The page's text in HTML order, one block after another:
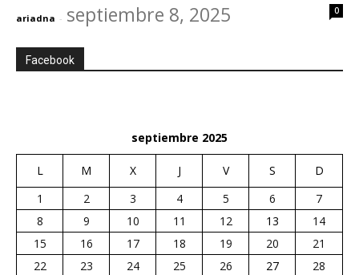
ariadna - septiembre 8, 2025 0
Facebook
septiembre 2025
L M X J V S
D
1
2 3 4 5 6
7
8
9 10 11 12 13
14
15
16 17 18 19 20
21
22
23 24 25 26 27
28